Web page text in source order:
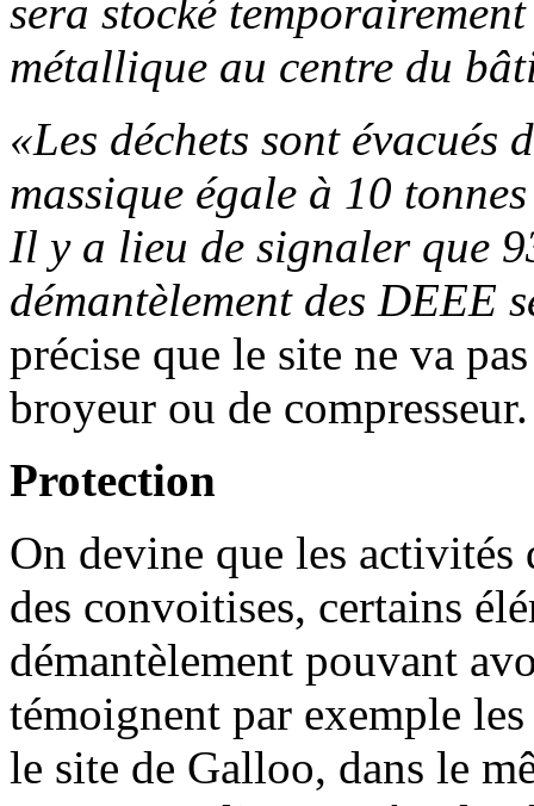
sera stocké
métallique au centre du
«Les déchets sont
massique égale à 10
Il y a lieu de signaler que
démantèlement des DEEE
précise que le site ne va
broyeur ou de compresseur.
Protection
On devine que les activités
des convoitises, certains
démantèlement pouvant
témoignent par exemple
le site de Galloo, dans le